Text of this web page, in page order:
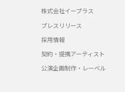
株式会社イープラス
プレスリリース
採用情報
契約・提携アーティスト
公演企画制作・レーベル